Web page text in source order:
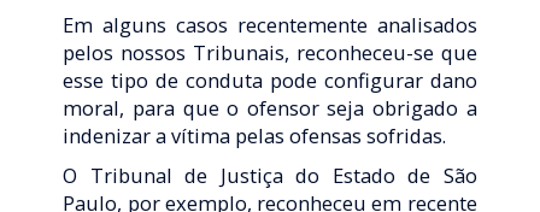
Em alguns casos recentemente analisados
pelos nossos Tribunais, reconheceu-se que
esse tipo de conduta pode configurar dano
moral, para que o ofensor seja obrigado a
indenizar a vítima pelas ofensas sofridas.
O Tribunal de Justiça do Estado de São
Paulo, por exemplo, reconheceu em recente